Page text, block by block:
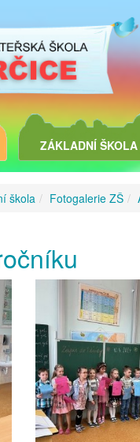
ZÁKLADNÍ ŠKOLA
škola Fotogalerie ZŠ